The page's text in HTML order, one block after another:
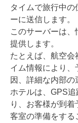
タイムで旅行中
ーに送信します。
このサーバーは
提供します。
たとえば、航空会
イム情報により
因、詳細な内部の
ホテルは、GPS
り、お客様が到着
客室の準備をする